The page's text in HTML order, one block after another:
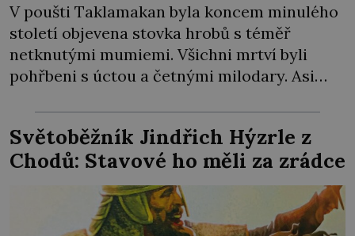
V poušti Taklamakan byla koncem minulého
století objevena stovka hrobů s téměř
netknutými mumiemi. Všichni mrtví byli
pohřbeni s úctou a četnými milodary. Asi
chlapečka s modrou filcovou čapkou, z níž se
draly blonďaté vlásky. Fakt, že jsou těla
dávných lidí nesmírně dobře zachovalá,
přičítají odborníci zdejším klimatickým
podmínkám. Sucho, prosolené písky a
extrémně […]
Světoběžník Jindřich Hýzrle z
Chodů: Stavové ho měli za zrádce